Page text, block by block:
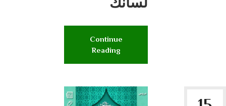
Continue
Reading